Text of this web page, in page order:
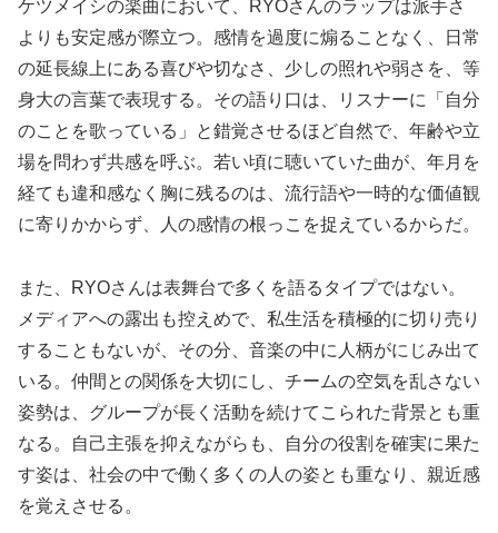
ケツメイシの楽曲において、RYOさんのラップは派手さ
よりも安定感が際立つ。感情を過度に煽ることなく、日常
の延長線上にある喜びや切なさ、少しの照れや弱さを、等
身大の言葉で表現する。その語り口は、リスナーに「自分
のことを歌っている」と錯覚させるほど自然で、年齢や立
場を問わず共感を呼ぶ。若い頃に聴いていた曲が、年月を
経ても違和感なく胸に残るのは、流行語や一時的な価値観
に寄りかからず、人の感情の根っこを捉えているからだ。
また、RYOさんは表舞台で多くを語るタイプではない。
メディアへの露出も控えめで、私生活を積極的に切り売り
することもないが、その分、音楽の中に人柄がにじみ出て
いる。仲間との関係を大切にし、チームの空気を乱さない
姿勢は、グループが長く活動を続けてこられた背景とも重
なる。自己主張を抑えながらも、自分の役割を確実に果た
す姿は、社会の中で働く多くの人の姿とも重なり、親近感
を覚えさせる。